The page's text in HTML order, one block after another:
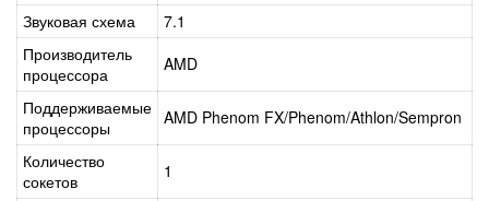
Звуковая схема
7.1
Производитель
процессора
AMD
Поддерживаемые
процессоры
AMD Phenom FX/Phenom/Athlon/Sempron
Количество
сокетов
1